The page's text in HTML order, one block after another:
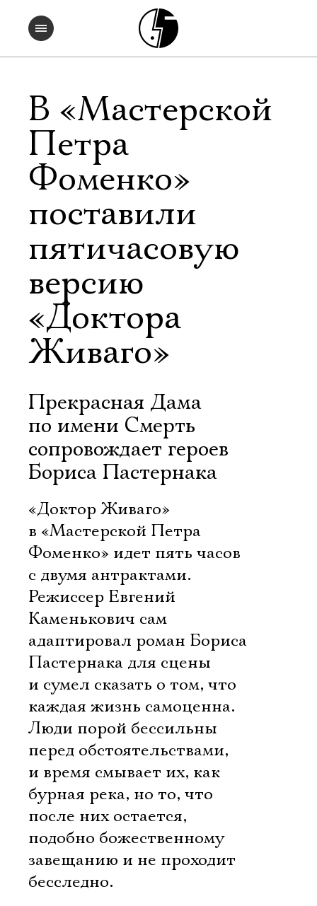
В «Мастерской
Петра
Фоменко»
поставили
пятичасовую
версию
«Доктора
Живаго»
Прекрасная Дама
по имени Смерть
сопровождает героев
Бориса Пастернака
«Доктор Живаго»
в «Мастерской Петра
Фоменко» идет пять часов
с двумя антрактами.
Режиссер Евгений
Каменькович сам
адаптировал роман Бориса
Пастернака для сцены
и сумел сказать о том, что
каждая жизнь самоценна.
Люди порой бессильны
перед обстоятельствами,
и время смывает их, как
бурная река, но то, что
после них остается,
подобно божественному
завещанию и не проходит
бесследно.